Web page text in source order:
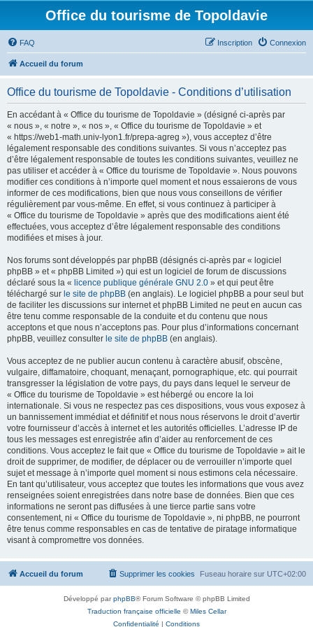
Office du tourisme de Topoldavie
FAQ Connexion
Inscription
Accueil du forum
Office du tourisme de Topoldavie - Conditions d’utilisation
En accédant à « Office du tourisme de Topoldavie » (désigné ci-après par
« nous », « notre », « nos », « Office du tourisme de Topoldavie » et
« https://web1-math.univ-lyon1.fr/prepa-agreg »), vous acceptez d’être
légalement responsable des conditions suivantes. Si vous n’acceptez pas
d’être légalement responsable de toutes les conditions suivantes, veuillez ne
pas utiliser et accéder à « Office du tourisme de Topoldavie ». Nous pouvons
modifier ces conditions à n’importe quel moment et nous essaierons de vous
informer de ces modifications, bien que nous vous conseillons de vérifier
régulièrement par vous-même. En effet, si vous continuez à participer à
« Office du tourisme de Topoldavie » après que des modifications aient été
effectuées, vous acceptez d’être légalement responsable des conditions
modifiées et mises à jour.
Nos forums sont développés par phpBB (désignés ci-après par « logiciel
phpBB » et « phpBB Limited ») qui est un logiciel de forum de discussions
déclaré sous la « licence publique générale GNU 2.0 » et qui peut être
téléchargé sur le site de phpBB (en anglais). Le logiciel phpBB a pour seul but
de faciliter les discussions sur internet et phpBB Limited ne peut en aucun cas
être tenu comme responsable de la conduite et du contenu que nous
acceptons et que nous n’acceptons pas. Pour plus d’informations concernant
phpBB, veuillez consulter le site de phpBB (en anglais).
Vous acceptez de ne publier aucun contenu à caractère abusif, obscène,
vulgaire, diffamatoire, choquant, menaçant, pornographique, etc. qui pourrait
transgresser la législation de votre pays, du pays dans lequel le serveur de
« Office du tourisme de Topoldavie » est hébergé ou encore la loi
internationale. Si vous ne respectez pas ces dispositions, vous vous exposez à
un bannissement immédiat et définitif et nous nous réservons le droit d’avertir
votre fournisseur d’accès à internet et les autorités officielles. L’adresse IP de
tous les messages est enregistrée afin d’aider au renforcement de ces
conditions. Vous acceptez le fait que « Office du tourisme de Topoldavie » ait le
droit de supprimer, de modifier, de déplacer ou de verrouiller n’importe quel
sujet et message à n’importe quel moment si nous estimons cela nécessaire.
En tant qu’utilisateur, vous acceptez que toutes les informations que vous avez
renseignées soient enregistrées dans notre base de données. Bien que ces
informations ne seront pas diffusées à une tierce partie sans votre
consentement, ni « Office du tourisme de Topoldavie », ni phpBB, ne pourront
être tenus comme responsables en cas de tentative de piratage informatique
visant à compromettre vos données.
Accueil du forum Fuseau horaire sur UTC+02:00
Supprimer les cookies
Développé parphpBB® Forum Software © phpBB Limited
Traduction française officielle ©Miles Cellar
Confidentialité | Conditions